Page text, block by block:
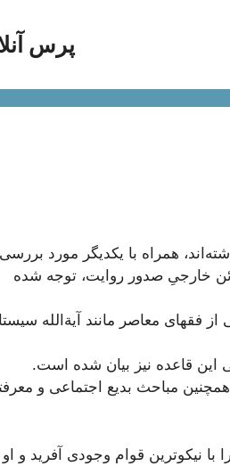
پرس
همراه با یکدیگر مورد بررسی
خارجیِ صدور روایت، توجه شده
از فقهای معاصر مانند آیةالله
این قاعده نیز بیان شده است.
مباحث بدیع اجتماعی و
قوام وجودی آفرید و او